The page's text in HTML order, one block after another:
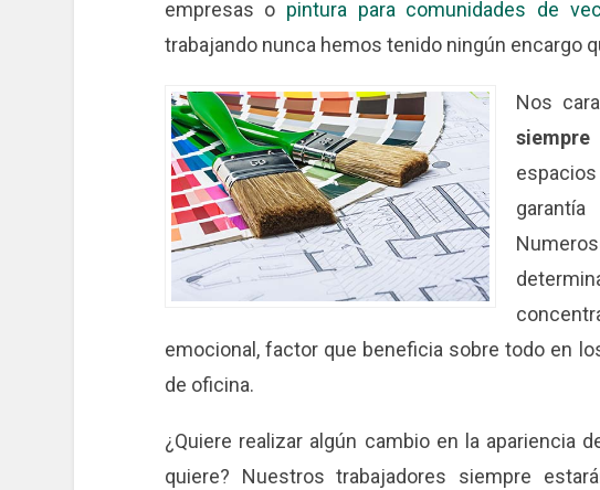
empresas o pintura para comunidades de
trabajando nunca hemos tenido ningún encargo
Nos
emocional, factor que beneficia sobre todo en
de oficina.
¿Quiere realizar algún cambio en la apariencia
quiere? Nuestros trabajadores siempre